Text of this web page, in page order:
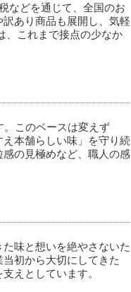
などを通じて、全国のお
あり商品も展開し、気軽
、これまで接点の少なか
。このベースは変えず
本舗らしい味」を守り続
の見極めなど、職人の感
味と想いを絶やさないた
初から大切にしてきた
えとしています。